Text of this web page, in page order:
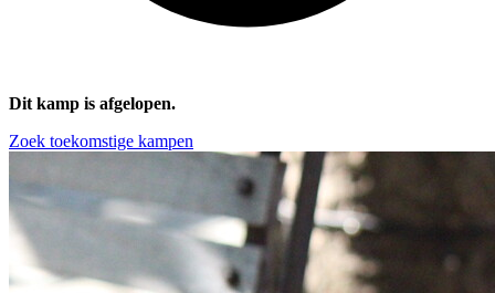
Dit kamp is afgelopen.
Zoek toekomstige kampen